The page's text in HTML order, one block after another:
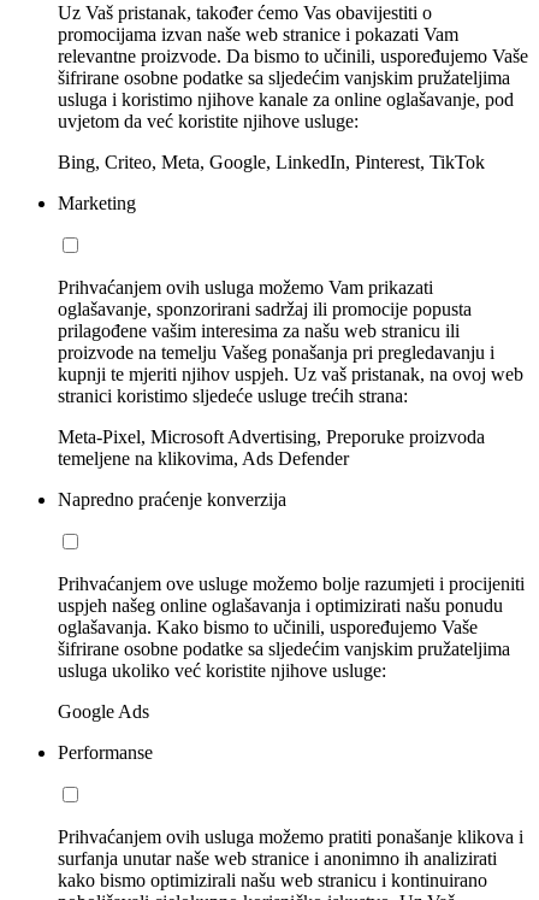
Uz Vaš pristanak, također ćemo Vas obavijestiti o
promocijama izvan naše web stranice i pokazati Vam
relevantne proizvode. Da bismo to učinili, uspoređujemo Vaše
šifrirane osobne podatke sa sljedećim vanjskim pružateljima
usluga i koristimo njihove kanale za online oglašavanje, pod
uvjetom da već koristite njihove usluge:
Bing, Criteo, Meta, Google, LinkedIn, Pinterest, TikTok
Marketing
Prihvaćanjem ovih usluga možemo Vam prikazati
oglašavanje, sponzorirani sadržaj ili promocije popusta
prilagođene vašim interesima za našu web stranicu ili
proizvode na temelju Vašeg ponašanja pri pregledavanju i
kupnji te mjeriti njihov uspjeh. Uz vaš pristanak, na ovoj web
stranici koristimo sljedeće usluge trećih strana:
Meta-Pixel, Microsoft Advertising, Preporuke proizvoda
temeljene na klikovima, Ads Defender
Napredno praćenje konverzija
Prihvaćanjem ove usluge možemo bolje razumjeti i procijeniti
uspjeh našeg online oglašavanja i optimizirati našu ponudu
oglašavanja. Kako bismo to učinili, uspoređujemo Vaše
šifrirane osobne podatke sa sljedećim vanjskim pružateljima
usluga ukoliko već koristite njihove usluge:
Google Ads
Performanse
Prihvaćanjem ovih usluga možemo pratiti ponašanje klikova i
surfanja unutar naše web stranice i anonimno ih analizirati
kako bismo optimizirali našu web stranicu i kontinuirano